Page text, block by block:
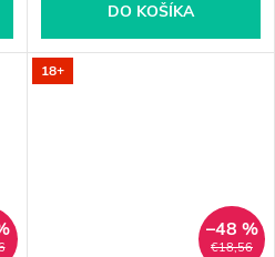
DO KOŠÍKA
18+
€18,56
–48 %